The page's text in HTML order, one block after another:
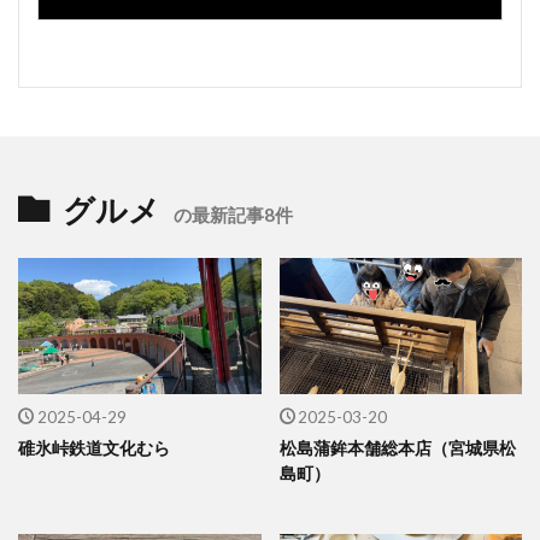
グルメ の最新記事8件
2025-04-29
碓氷峠鉄道文化むら
2025-03-20
松島蒲鉾本舗総本店（宮城県松
島町）